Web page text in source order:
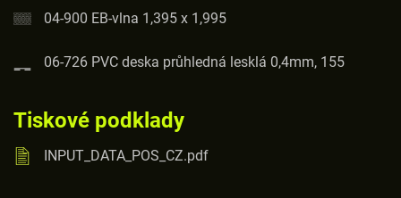
04-900 EB-vlna 1,395 x 1,995
06-726 PVC deska průhledná lesklá 0,4mm, 155
Tiskové podklady
INPUT_DATA_POS_CZ.pdf